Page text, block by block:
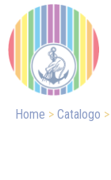
Home Catalogo